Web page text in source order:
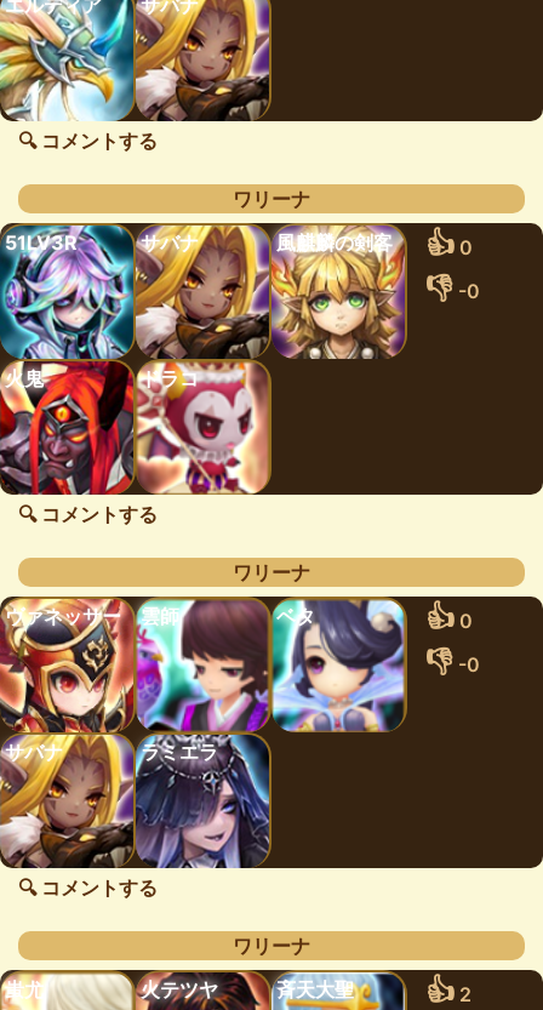
エルディア サバナ
🔍 コメントする
ワリーナ
51LV3R
サバナ 風麒麟の剣客 👍 0
👎 -0
火鬼 ドラコ
🔍 コメントする
ワリーナ
ヴァネッサー
雲師 ベタ 👍 0
👎 -0
サバナ ラミエラ
🔍 コメントする
ワリーナ
蚩尤
火テツヤ 斉天大聖 👍 2